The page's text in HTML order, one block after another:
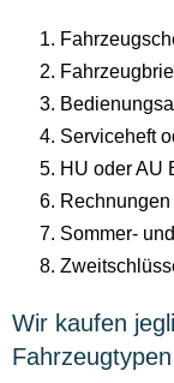
Serviceheft
HU oder AU
Sommer-
Wir kaufen
Fahrzeugtypen